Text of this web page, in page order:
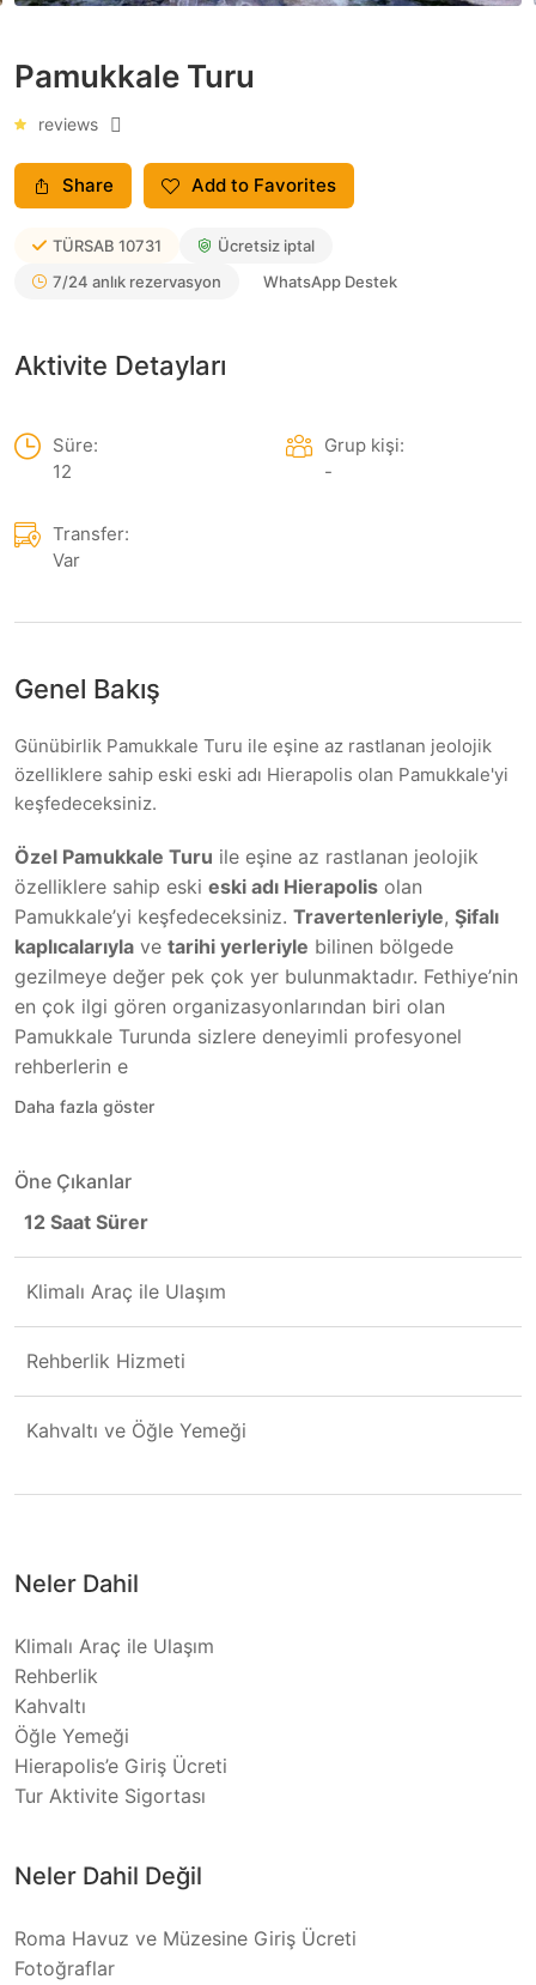
Pamukkale Turu
reviews
Share Add to Favorites
TÜRSAB 10731
Ücretsiz iptal
7/24 anlık rezervasyon
WhatsApp Destek
Aktivite Detayları
Süre:
12
Grup kişi:
-
Transfer:
Var
Genel Bakış
Günübirlik Pamukkale Turu ile eşine az rastlanan jeolojik
özelliklere sahip eski eski adı Hierapolis olan Pamukkale'yi
keşfedeceksiniz.
Özel Pamukkale Turu ile eşine az rastlanan jeolojik
özelliklere sahip eski eski adı Hierapolis olan
Pamukkale’yi keşfedeceksiniz. Travertenleriyle, Şifalı
kaplıcalarıyla ve tarihi yerleriyle bilinen bölgede
gezilmeye değer pek çok yer bulunmaktadır. Fethiye’nin
en çok ilgi gören organizasyonlarından biri olan
Pamukkale Turunda sizlere deneyimli profesyonel
rehberlerin e
Daha fazla göster
Öne Çıkanlar
12 Saat Sürer
Klimalı Araç ile Ulaşım
Rehberlik Hizmeti
Kahvaltı ve Öğle Yemeği
Neler Dahil
Klimalı Araç ile Ulaşım
Rehberlik
Kahvaltı
Öğle Yemeği
Hierapolis’e Giriş Ücreti
Tur Aktivite Sigortası
Neler Dahil Değil
Roma Havuz ve Müzesine Giriş Ücreti
Fotoğraflar